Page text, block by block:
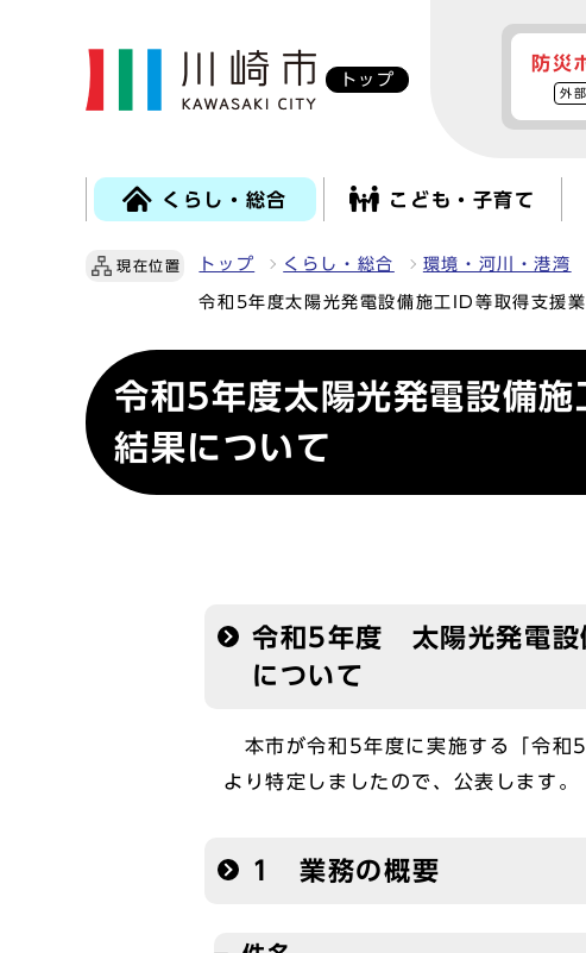
トップ
防災
外
くらし・総合 こども・子育て
現在位置 トップ くらし・総合 環境・河川・港湾
令和5年度太陽光発電設備施工ID等取得支援
令和5年度太陽光発電設備
結果について
令和5年度 太陽光発電設
について
本市が令和5年度に実施する「令和
より特定しましたので、公表します。
1 業務の概要